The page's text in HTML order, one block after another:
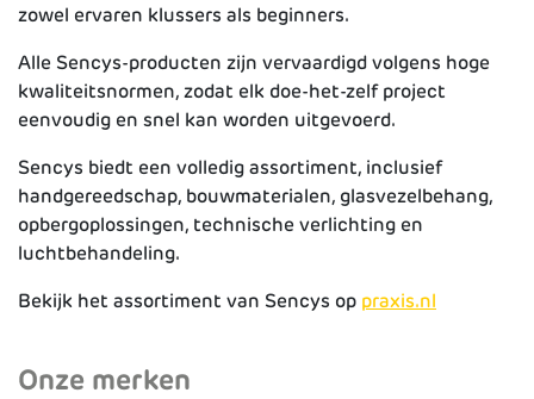
zowel ervaren klussers als beginners.
Alle Sencys-producten zijn vervaardigd volgens hoge
kwaliteitsnormen, zodat elk doe-het-zelf project
eenvoudig en snel kan worden uitgevoerd.
Sencys biedt een volledig assortiment, inclusief
handgereedschap, bouwmaterialen, glasvezelbehang,
opbergoplossingen, technische verlichting en
luchtbehandeling.
Bekijk het assortiment van Sencys op praxis.nl
Onze merken